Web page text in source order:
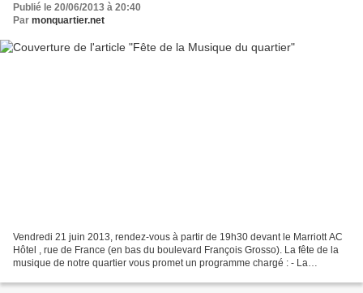
Publié le 20/06/2013 à 20:40
Par monquartier.net
Vendredi 21 juin 2013, rendez-vous à partir de 19h30 devant le Marriott AC
Hôtel , rue de France (en bas du boulevard François Grosso). La fête de la
musique de notre quartier vous promet un programme chargé : - La